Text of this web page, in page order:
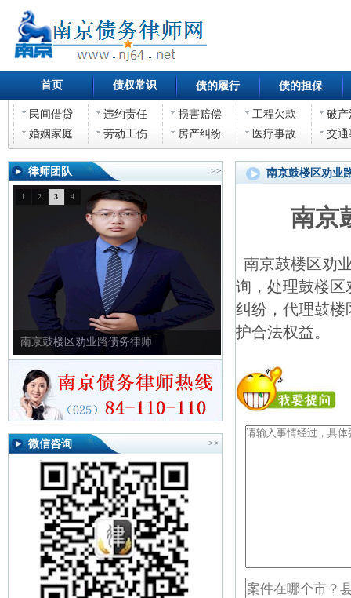
首页 债权常识 债的履行 债的担保
民间借贷 违约责任 损害赔偿 工程欠款
破产
婚姻家庭
劳动工伤 房产纠纷 医疗事故 交通
律师团队 >>
南京鼓楼区劝业路债权债务律师
1 2 3 4
微信咨询 >>
南京鼓楼区劝业
南京
南京鼓楼区劝
询，处理鼓楼区
纠纷，代理鼓楼
护合法权益。